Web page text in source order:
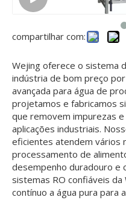
compartilhar com:
Wejing oferece o sistema
indústria de bom preço
avançada para água de
projetamos e fabricamos
que removem impurezas
aplicações industriais.
eficientes atendem vários
processamento de
desempenho duradouro e
sistemas RO confiáveis
contínuo a água pura para